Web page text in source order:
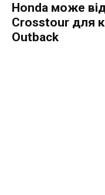
Honda може
Crosstour для
Outback